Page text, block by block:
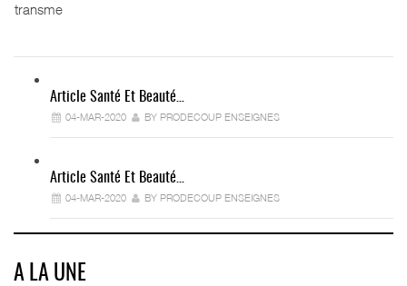
transme
Article Santé Et Beauté…
04-MAR-2020 BY PRODECOUP ENSEIGNES
Article Santé Et Beauté…
04-MAR-2020 BY PRODECOUP ENSEIGNES
A LA UNE